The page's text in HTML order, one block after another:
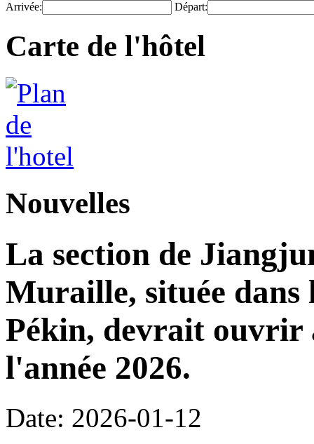
Arrivée: Départ:
Carte de l'hôtel
Nouvelles
La section de
Muraille, située
Pékin, devrait ouvrir
l'année 2026.
Date: 2026-01-12